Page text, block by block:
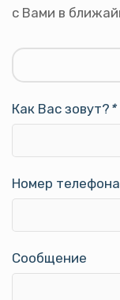
с Вами в
Как Вас зовут? *
Номер телефона
Сообщение